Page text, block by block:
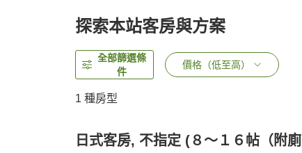
探索本站客房與方案
全部篩選條
件
價格（低至高）
1 種房型
日式客房, 不指定 (８～１６帖（附廁